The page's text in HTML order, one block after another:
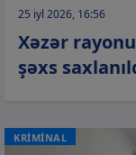
25 iyl 2026, 16:56
Xəzər
şəxs
KRİMİNAL